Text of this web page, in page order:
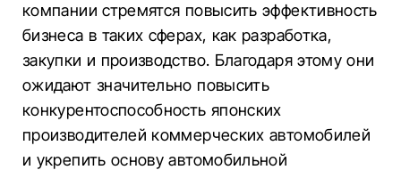
компании стремятся повысить эффективность
бизнеса в таких сферах, как разработка,
закупки и производство. Благодаря этому они
ожидают значительно повысить
конкурентоспособность японских
производителей коммерческих автомобилей
и укрепить основу автомобильной